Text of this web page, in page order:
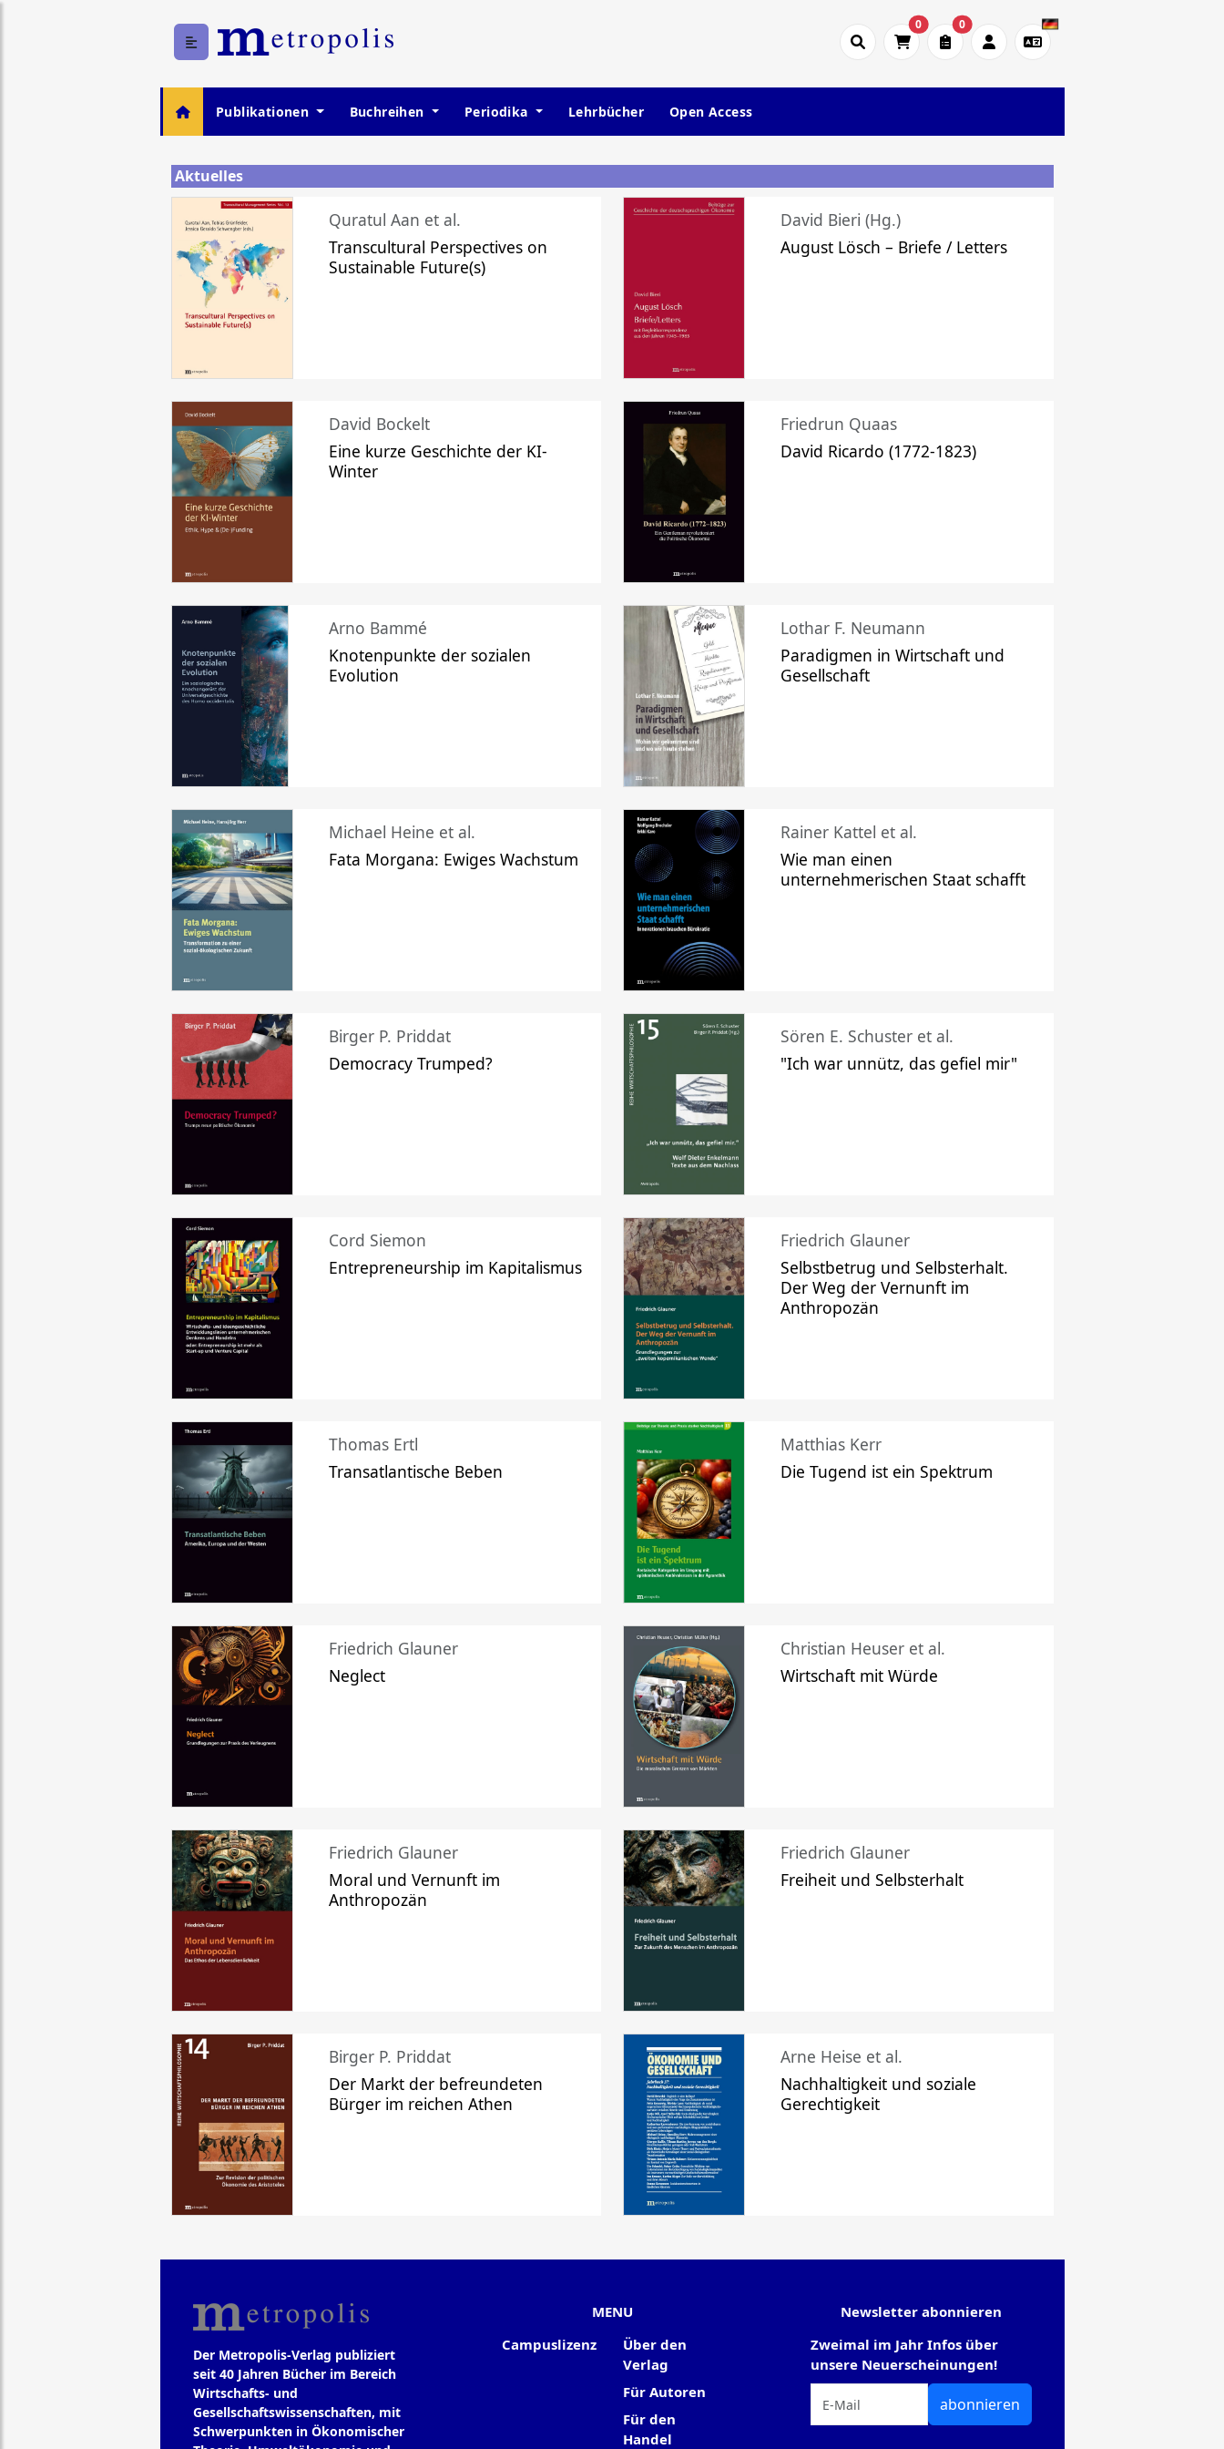
0 0
Publikationen Buchreihen Periodika Lehrbücher Open Access
Aktuelles
Quratul Aan et al.
Transcultural Perspectives on
Sustainable Future(s)
David Bieri (Hg.)
August Lösch – Briefe / Letters
David Bockelt
Eine kurze Geschichte der KI-
Winter
Friedrun Quaas
David Ricardo (1772-1823)
Arno Bammé
Knotenpunkte der sozialen
Evolution
Lothar F. Neumann
Paradigmen in Wirtschaft und
Gesellschaft
Michael Heine et al.
Fata Morgana: Ewiges Wachstum
Rainer Kattel et al.
Wie man einen
unternehmerischen Staat schafft
Birger P. Priddat
Democracy Trumped?
Sören E. Schuster et al.
"Ich war unnütz, das gefiel mir"
Cord Siemon
Entrepreneurship im Kapitalismus
Friedrich Glauner
Selbstbetrug und Selbsterhalt.
Der Weg der Vernunft im
Anthropozän
Thomas Ertl
Transatlantische Beben
Matthias Kerr
Die Tugend ist ein Spektrum
Friedrich Glauner
Neglect
Christian Heuser et al.
Wirtschaft mit Würde
Friedrich Glauner
Moral und Vernunft im
Anthropozän
Friedrich Glauner
Freiheit und Selbsterhalt
Birger P. Priddat
Der Markt der befreundeten
Bürger im reichen Athen
Arne Heise et al.
Nachhaltigkeit und soziale
Gerechtigkeit
Der Metropolis-Verlag publiziert
seit 40 Jahren Bücher im Bereich
Wirtschafts- und
Gesellschaftswissenschaften, mit
Schwerpunkten in Ökonomischer
MENU
Campuslizenz
Über den
Verlag
Für Autoren
Für den
Handel
Newsletter abonnieren
Zweimal im Jahr Infos über
unsere Neuerscheinungen!
abonnieren